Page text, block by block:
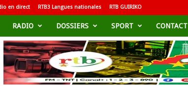
en direct RTB3 Langues nationales RTB GUIRIKO
RADIO DOSSIERS SPORT CONTACT